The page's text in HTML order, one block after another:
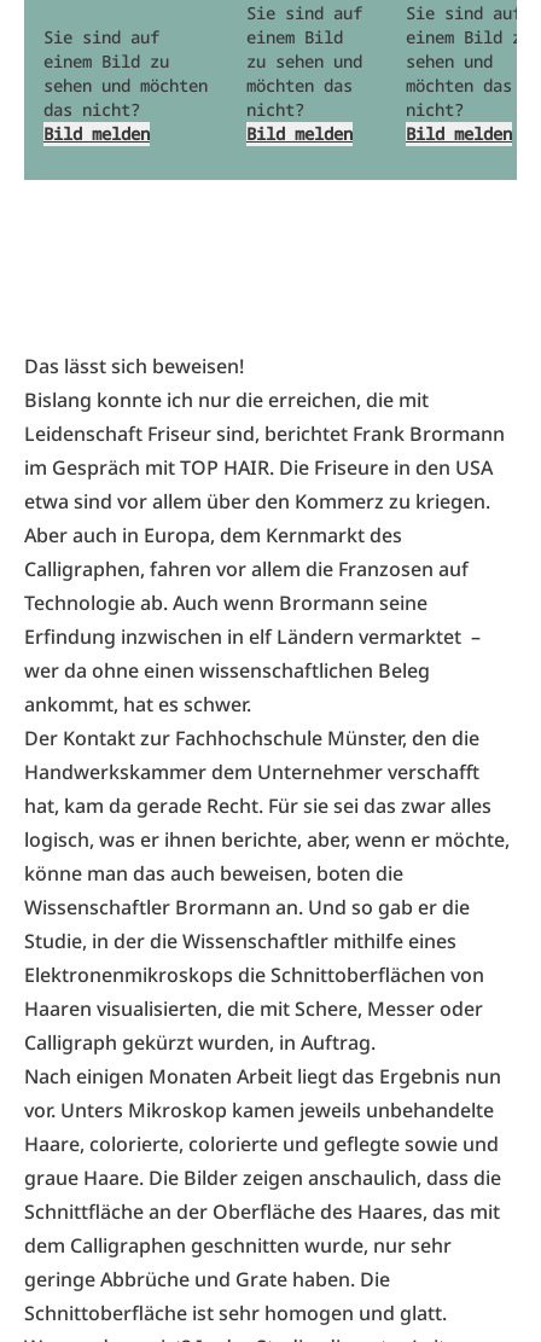
Sie sind auf
einem Bild zu
sehen und möchten
das nicht?
Bild melden
Sie sind auf
einem Bild
zu sehen und
möchten das
nicht?
Bild melden
Sie sind auf
einem Bild zu
sehen und
möchten das
nicht?
Bild melden
Das lässt sich beweisen!
Bislang konnte ich nur die erreichen, die mit
Leidenschaft Friseur sind, berichtet Frank Brormann
im Gespräch mit TOP HAIR. Die Friseure in den USA
etwa sind vor allem über den Kommerz zu kriegen.
Aber auch in Europa, dem Kernmarkt des
Calligraphen, fahren vor allem die Franzosen auf
Technologie ab. Auch wenn Brormann seine
Erfindung inzwischen in elf Ländern vermarktet –
wer da ohne einen wissenschaftlichen Beleg
ankommt, hat es schwer.
Der Kontakt zur Fachhochschule Münster, den die
Handwerkskammer dem Unternehmer verschafft
hat, kam da gerade Recht. Für sie sei das zwar alles
logisch, was er ihnen berichte, aber, wenn er möchte,
könne man das auch beweisen, boten die
Wissenschaftler Brormann an. Und so gab er die
Studie, in der die Wissenschaftler mithilfe eines
Elektronenmikroskops die Schnittoberflächen von
Haaren visualisierten, die mit Schere, Messer oder
Calligraph gekürzt wurden, in Auftrag.
Nach einigen Monaten Arbeit liegt das Ergebnis nun
vor. Unters Mikroskop kamen jeweils unbehandelte
Haare, colorierte, colorierte und geflegte sowie und
graue Haare. Die Bilder zeigen anschaulich, dass die
Schnittfläche an der Oberfläche des Haares, das mit
dem Calligraphen geschnitten wurde, nur sehr
geringe Abbrüche und Grate haben. Die
Schnittoberfläche ist sehr homogen und glatt.